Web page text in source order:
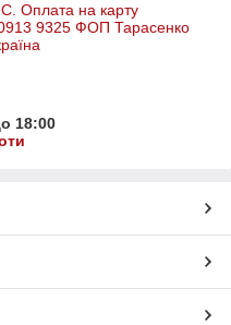
Оплата на карту
9325 ФОП Тарасенко
18:00